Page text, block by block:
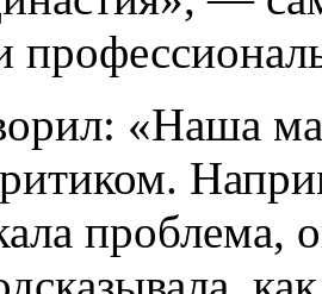
«Наша
проблема,